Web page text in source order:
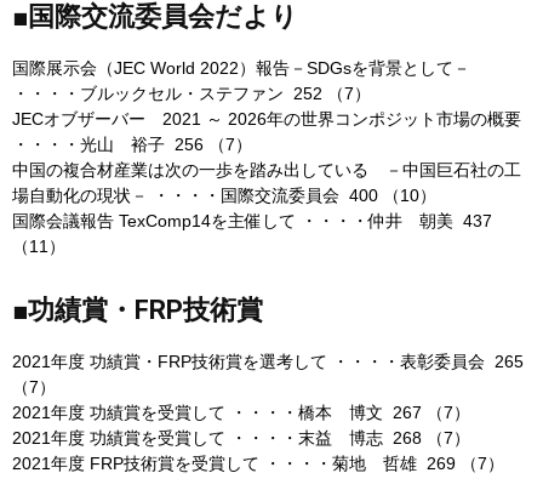
■国際交流委員会だより
国際展示会（JEC World 2022）報告－SDGsを背景として－
・・・・ブルックセル・ステファン 252 （7）
JECオブザーバー 2021 ～ 2026年の世界コンポジット市場の概要
・・・・光山 裕子 256 （7）
中国の複合材産業は次の一歩を踏み出している －中国巨石社の工
場自動化の現状－ ・・・・国際交流委員会 400 （10）
国際会議報告 TexComp14を主催して ・・・・仲井 朝美 437
（11）
■功績賞・FRP技術賞
2021年度 功績賞・FRP技術賞を選考して ・・・・表彰委員会 265
（7）
2021年度 功績賞を受賞して ・・・・橋本 博文 267 （7）
2021年度 功績賞を受賞して ・・・・末益 博志 268 （7）
2021年度 FRP技術賞を受賞して ・・・・菊地 哲雄 269 （7）